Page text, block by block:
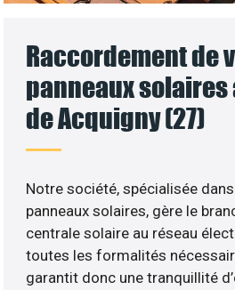
Raccordement de
panneaux solaires
de Acquigny (27)
Notre société, spécialisée
panneaux solaires, gère le
centrale solaire au réseau
toutes les formalités
garantit donc une tranquillité